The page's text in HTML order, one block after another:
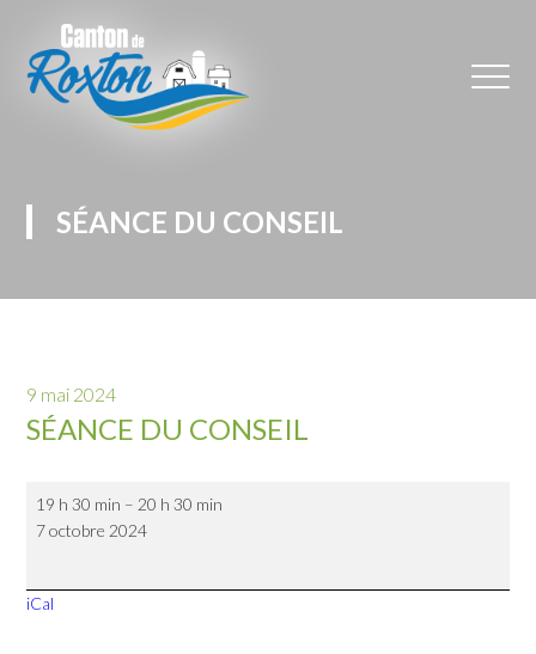
SÉANCE DU CONSEIL
9 mai 2024
SÉANCE DU CONSEIL
du
Conseil
19 h 30 min – 20 h 30 min
7 octobre 2024
iCal